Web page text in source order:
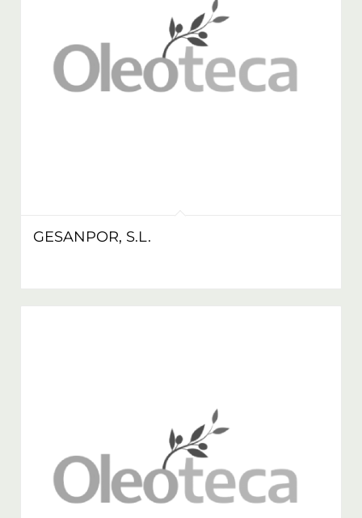
GESANPOR, S.L.